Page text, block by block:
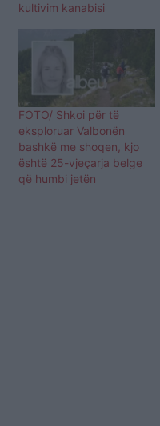
kultivim kanabisi
FOTO/ Shkoi për të
eksploruar Valbonën
bashkë me shoqen, kjo
është 25-vjeçarja belge
që humbi jetën